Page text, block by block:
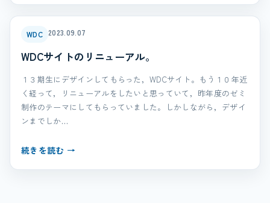
WDC 2023.09.07
WDCサイトのリニューアル。
１３期生にデザインしてもらった，WDCサイト。もう１０年近
く経って，リニューアルをしたいと思っていて，昨年度のゼミ
制作のテーマにしてもらっていました。しかしながら，デザイ
ンまでしか…
続きを読む →